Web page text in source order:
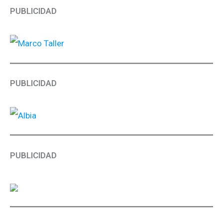
PUBLICIDAD
PUBLICIDAD
PUBLICIDAD